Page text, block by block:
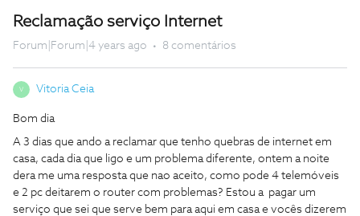
Reclamação serviço Internet
Forum|Forum|4 years ago 8 comentários
V Vitoria Ceia
Bom dia
A 3 dias que ando a reclamar que tenho quebras de internet em
casa, cada dia que ligo e um problema diferente, ontem a noite
dera me uma resposta que nao aceito, como pode 4 telemóveis
e 2 pc deitarem o router com problemas? Estou a pagar um
serviço que sei que serve bem para aqui em casa e vocês dizerem